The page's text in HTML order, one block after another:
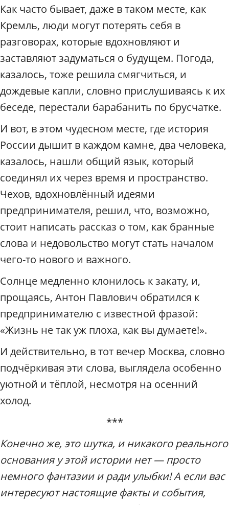
Как часто бывает, даже в таком месте, как
Кремль, люди могут потерять себя в
разговорах, которые вдохновляют и
заставляют задуматься о будущем. Погода,
казалось, тоже решила смягчиться, и
дождевые капли, словно прислушиваясь к их
беседе, перестали барабанить по брусчатке.
И вот, в этом чудесном месте, где история
России дышит в каждом камне, два человека,
казалось, нашли общий язык, который
соединял их через время и пространство.
Чехов, вдохновлённый идеями
предпринимателя, решил, что, возможно,
стоит написать рассказ о том, как бранные
слова и недовольство могут стать началом
чего-то нового и важного.
Солнце медленно клонилось к закату, и,
прощаясь, Антон Павлович обратился к
предпринимателю с известной фразой:
«Жизнь не так уж плоха, как вы думаете!».
И действительно, в тот вечер Москва, словно
подчёркивая эти слова, выглядела особенно
уютной и тёплой, несмотря на осенний
холод.
***
Конечно же, это шутка, и никакого реального
основания у этой истории нет — просто
немного фантазии и ради улыбки! А если вас
интересуют настоящие факты и события,